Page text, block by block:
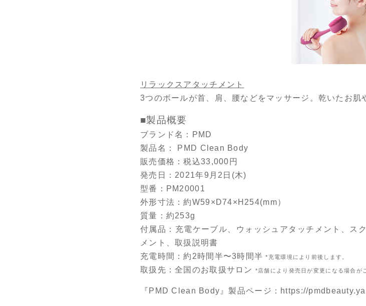
リラックスアタッチメント
3つのボールが首、肩、腰などをマッサージ。乾いたお肌
■製品概要
ブランド名：PMD
製品名： PMD Clean Body
販売価格：税込33,000円
発売日：2021年9月2日(木)
型番：PM20001
外形寸法：約W59×D74×H254(mm）
質量：約253g
付属品：充電ケーブル、ウォッシュアタッチメント、ス
メント、取扱説明書
充電時間：約2時間半〜3時間半*充電環境により前後します。
取扱先：全国のお取扱サロン *店舗により発売日が変更になる場合が
『PMD Clean Body』製品ページ： https://